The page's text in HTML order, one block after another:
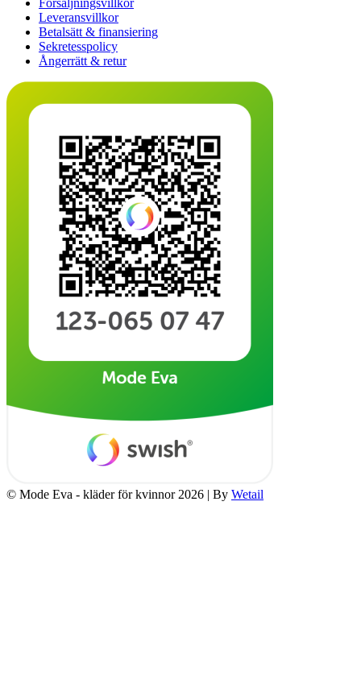
Försäljningsvillkor
Leveransvillkor
Betalsätt & finansiering
Sekretesspolicy
Ångerrätt & retur
© Mode Eva - kläder för kvinnor 2026 | By Wetail